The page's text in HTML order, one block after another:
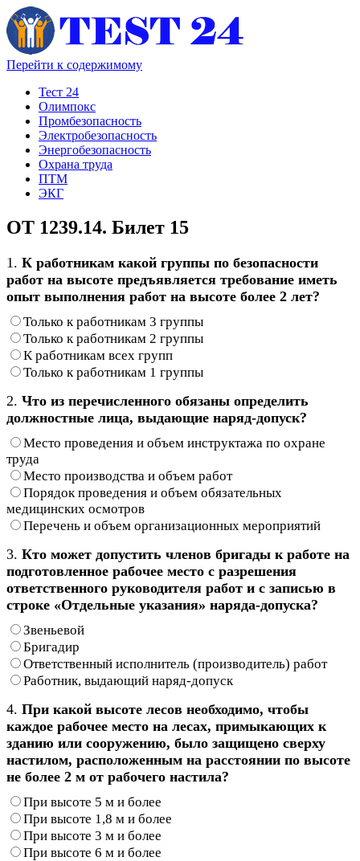
Перейти к содержимому
Тест 24
Олимпокс
Промбезопасность
Электробезопасность
Энергобезопасность
Охрана труда
ПТМ
ЭКГ
ОТ 1239.14. Билет 15
1. К работникам какой группы по безопасности
работ на высоте предъявляется требование иметь
опыт выполнения работ на высоте более 2 лет?
Только к работникам 3 группы
Только к работникам 2 группы
К работникам всех групп
Только к работникам 1 группы
2. Что из перечисленного обязаны определить
должностные лица, выдающие наряд-допуск?
Место проведения и объем инструктажа по охране
труда
Место производства и объем работ
Порядок проведения и объем обязательных
медицинских осмотров
Перечень и объем организационных мероприятий
3. Кто может допустить членов бригады к работе на
подготовленное рабочее место с разрешения
ответственного руководителя работ и с записью в
строке «Отдельные указания» наряда-допуска?
Звеньевой
Бригадир
Ответственный исполнитель (производитель) работ
Работник, выдающий наряд-допуск
4. При какой высоте лесов необходимо, чтобы
каждое рабочее место на лесах, примыкающих к
зданию или сооружению, было защищено сверху
настилом, расположенным на расстоянии по высоте
не более 2 м от рабочего настила?
При высоте 5 м и более
При высоте 1,8 м и более
При высоте 3 м и более
При высоте 6 м и более